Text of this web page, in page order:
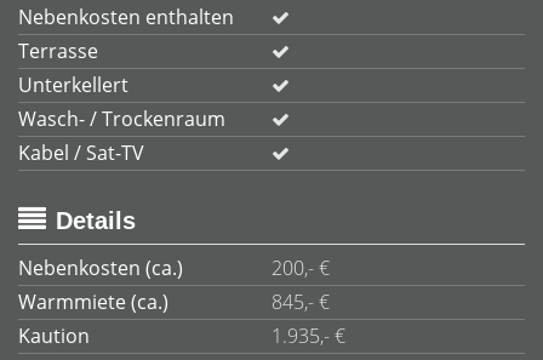
Nebenkosten enthalten
Terrasse
Unterkellert
Wasch- / Trockenraum
Kabel / Sat-TV
Details
Nebenkosten (ca.)
200,- €
Warmmiete (ca.)
845,- €
Kaution
1.935,- €